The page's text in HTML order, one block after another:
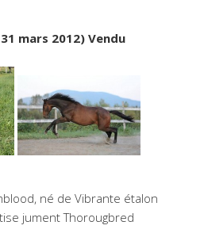
mars 2012) Vendu
né de Vibrante étalon
jument Thorougbred